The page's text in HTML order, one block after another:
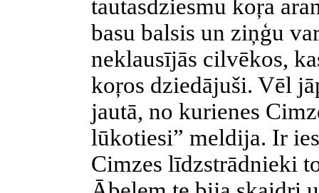
tautasdziesmu koŗa
basu balsis un ziņģu
neklausījās cilvēkos,
koŗos dziedājuši. Vēl
jautā, no kurienes
lūkotiesi” meldija. Ir
Cimzes līdzstrādnieki